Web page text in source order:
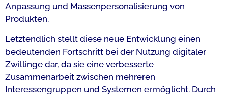
Anpassung und Massenpersonalisierung von
Produkten.
Letztendlich stellt diese neue Entwicklung einen
bedeutenden Fortschritt bei der Nutzung digitaler
Zwillinge dar, da sie eine verbesserte
Zusammenarbeit zwischen mehreren
Interessengruppen und Systemen ermöglicht. Durch